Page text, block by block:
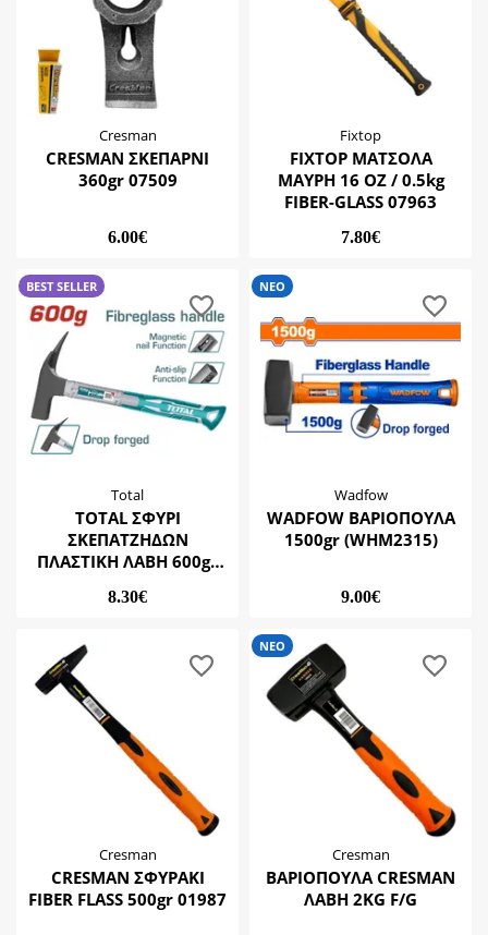
Cresman
CRESMAN ΣΚΕΠΑΡΝΙ
360gr 07509
6.00€
Fixtop
FIXTOP ΜΑΤΣΟΛΑ
ΜΑΥΡΗ 16 OZ / 0.5kg
FIBER-GLASS 07963
7.80€
BEST SELLER
Total
TOTAL ΣΦΥΡΙ
ΣΚΕΠΑΤΖΗΔΩΝ
ΠΛΑΣΤΙΚΗ ΛΑΒΗ 600gr
8.30€
ΝΕΟ
Wadfow
WADFOW ΒΑΡΙΟΠΟΥΛΑ
1500gr (WHM2315)
9.00€
Cresman
CRESMAN ΣΦΥΡΑΚΙ
FIBER FLASS 500gr 01987
ΝΕΟ
Cresman
ΒΑΡΙΟΠΟΥΛΑ CRESMAN
ΛΑΒΗ 2ΚG F/G